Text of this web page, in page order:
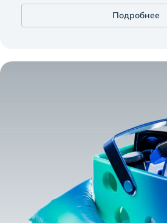
Подробнее